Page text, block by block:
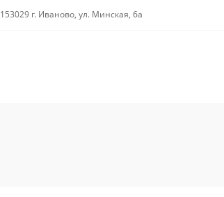
153029 г. Иваново, ул. Минская, 6а